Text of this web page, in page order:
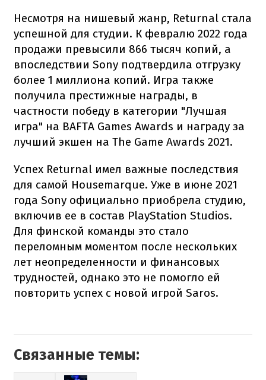
Несмотря на нишевый жанр, Returnal стала
успешной для студии. К февралю 2022 года
продажи превысили 866 тысяч копий, а
впоследствии Sony подтвердила отгрузку
более 1 миллиона копий. Игра также
получила престижные награды, в
частности победу в категории "Лучшая
игра" на BAFTA Games Awards и награду за
лучший экшен на The Game Awards 2021.
Успех Returnal имел важные последствия
для самой Housemarque. Уже в июне 2021
года Sony официально приобрела студию,
включив ее в состав PlayStation Studios.
Для финской команды это стало
переломным моментом после нескольких
лет неопределенности и финансовых
трудностей, однако это не помогло ей
повторить успех с новой игрой Saros.
Связанные темы: